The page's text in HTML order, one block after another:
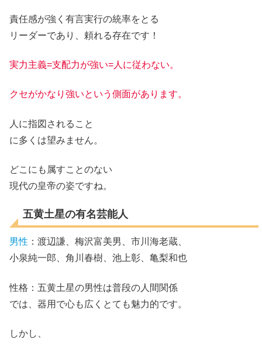
責任感が強く有言実行の統率をとる
リーダーであり、頼れる存在です！
実力主義=支配力が強い=人に従わない。
クセがかなり強いという側面があります。
人に指図されること
に多くは望みません。
どこにも属すことのない
現代の皇帝の姿ですね。
五黄土星の有名芸能人
男性 ：渡辺謙、梅沢富美男、市川海老蔵、
小泉純一郎、角川春樹、池上彰、亀梨和也
性格：五黄土星の男性は普段の人間関係
では、器用で心も広くとても魅力的です。
しかし、